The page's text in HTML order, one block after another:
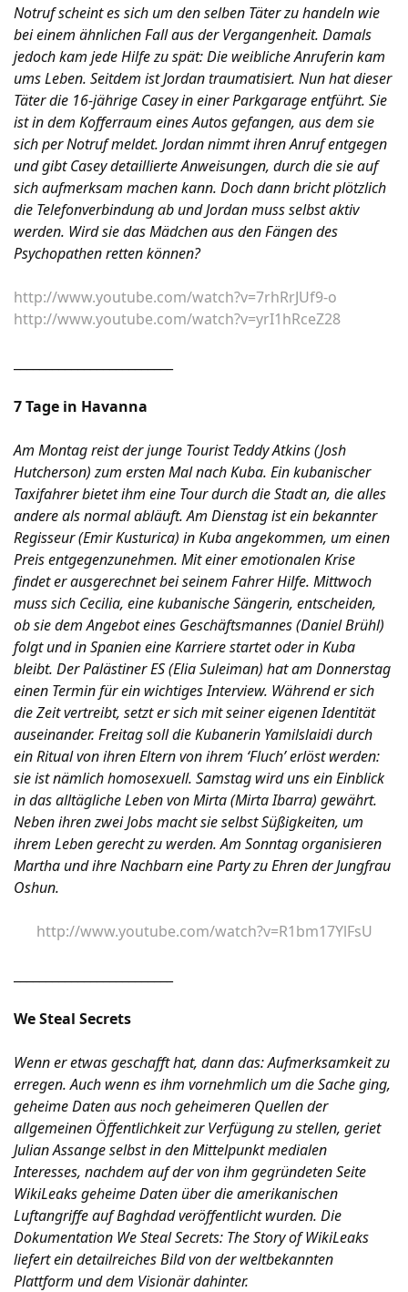
Notruf scheint es sich um den selben Täter zu handeln wie
bei einem ähnlichen Fall aus der Vergangenheit. Damals
jedoch kam jede Hilfe zu spät: Die weibliche Anruferin kam
ums Leben. Seitdem ist Jordan traumatisiert. Nun hat dieser
Täter die 16-jährige Casey in einer Parkgarage entführt. Sie
ist in dem Kofferraum eines Autos gefangen, aus dem sie
sich per Notruf meldet. Jordan nimmt ihren Anruf entgegen
und gibt Casey detaillierte Anweisungen, durch die sie auf
sich aufmerksam machen kann. Doch dann bricht plötzlich
die Telefonverbindung ab und Jordan muss selbst aktiv
werden. Wird sie das Mädchen aus den Fängen des
Psychopathen retten können?
http://www.youtube.com/watch?v=7rhRrJUf9-o
http://www.youtube.com/watch?v=yrI1hRceZ28
7 Tage in Havanna
Am Montag reist der junge Tourist Teddy Atkins (Josh
Hutcherson) zum ersten Mal nach Kuba. Ein kubanischer
Taxifahrer bietet ihm eine Tour durch die Stadt an, die alles
andere als normal abläuft. Am Dienstag ist ein bekannter
Regisseur (Emir Kusturica) in Kuba angekommen, um einen
Preis entgegenzunehmen. Mit einer emotionalen Krise
findet er ausgerechnet bei seinem Fahrer Hilfe. Mittwoch
muss sich Cecilia, eine kubanische Sängerin, entscheiden,
ob sie dem Angebot eines Geschäftsmannes (Daniel Brühl)
folgt und in Spanien eine Karriere startet oder in Kuba
bleibt. Der Palästiner ES (Elia Suleiman) hat am Donnerstag
einen Termin für ein wichtiges Interview. Während er sich
die Zeit vertreibt, setzt er sich mit seiner eigenen Identität
auseinander. Freitag soll die Kubanerin Yamilslaidi durch
ein Ritual von ihren Eltern von ihrem ‘Fluch’ erlöst werden:
sie ist nämlich homosexuell. Samstag wird uns ein Einblick
in das alltägliche Leben von Mirta (Mirta Ibarra) gewährt.
Neben ihren zwei Jobs macht sie selbst Süßigkeiten, um
ihrem Leben gerecht zu werden. Am Sonntag organisieren
Martha und ihre Nachbarn eine Party zu Ehren der Jungfrau
Oshun.
http://www.youtube.com/watch?v=R1bm17YlFsU
We Steal Secrets
Wenn er etwas geschafft hat, dann das: Aufmerksamkeit zu
erregen. Auch wenn es ihm vornehmlich um die Sache ging,
geheime Daten aus noch geheimeren Quellen der
allgemeinen Öffentlichkeit zur Verfügung zu stellen, geriet
Julian Assange selbst in den Mittelpunkt medialen
Interesses, nachdem auf der von ihm gegründeten Seite
WikiLeaks geheime Daten über die amerikanischen
Luftangriffe auf Baghdad veröffentlicht wurden. Die
Dokumentation We Steal Secrets: The Story of WikiLeaks
liefert ein detailreiches Bild von der weltbekannten
Plattform und dem Visionär dahinter.